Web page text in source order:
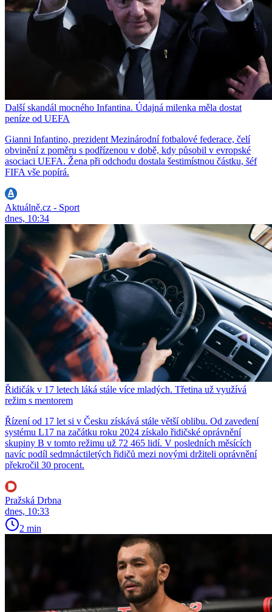
Další skandál mocného Infantina. Údajná milenka měla dostat
peníze od UEFA
Gianni Infantino, prezident Mezinárodní fotbalové federace, čelí
obvinění z poměru s podřízenou v době, kdy působil v evropské
asociaci UEFA. Žena při odchodu dostala šestimístnou částku, šéf
FIFA vše popírá.
Aktuálně.cz - Sport
dnes, 10:34
Řidičák v 17 letech láká stále více mladých. Třetina už využívá
režim s mentorem
Řízení od 17 let si v Česku získává stále větší oblibu. Od zavedení
systému L17 na začátku roku 2024 získalo řidičské oprávnění
skupiny B v tomto režimu už 72 465 lidí. V posledních měsících
navíc podíl sedmnáctiletých řidičů mezi novými držiteli oprávnění
překročil 30 procent.
Pražská Drbna
dnes, 10:33
2 min